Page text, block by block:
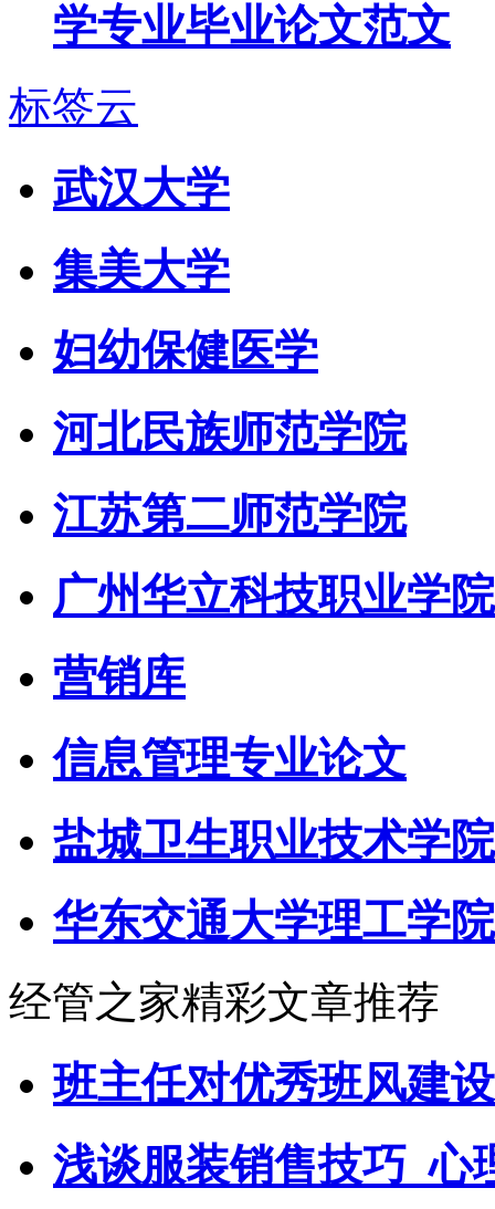
学专业毕业论文范文
标签云
武汉大学
集美大学
妇幼保健医学
河北民族师范学院
江苏第二师范学院
广州华立科技职业学院
营销库
信息管理专业论文
盐城卫生职业技术学院
华东交通大学理工学院
经管之家精彩文章推荐
班主任对优秀班风建
浅谈服装销售技巧_心